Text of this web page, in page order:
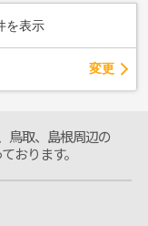
を表示
変更
鳥取、島根周辺の
おります。